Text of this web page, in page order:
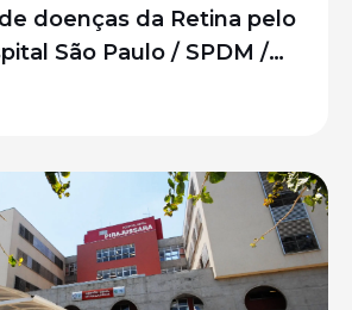
doenças da Retina pelo
São Paulo / SPDM /